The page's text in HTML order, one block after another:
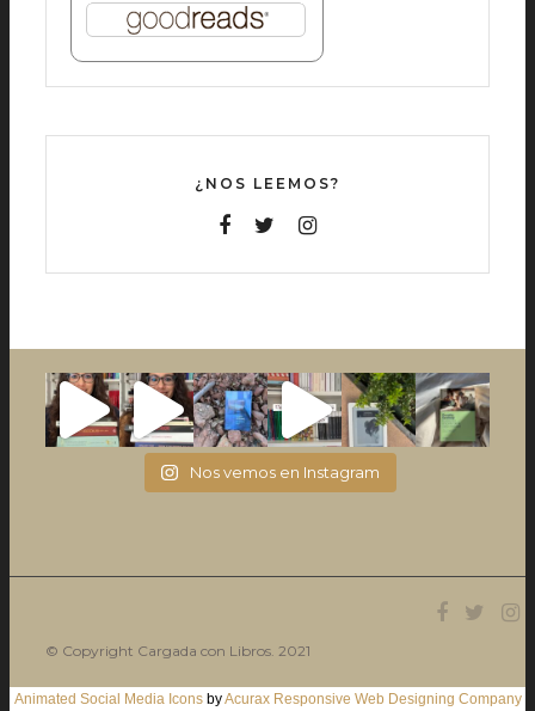
¿NOS LEEMOS?
Nos vemos en Instagram
© Copyright Cargada con Libros. 2021
Animated Social Media IconsbyAcurax Responsive Web Designing Company